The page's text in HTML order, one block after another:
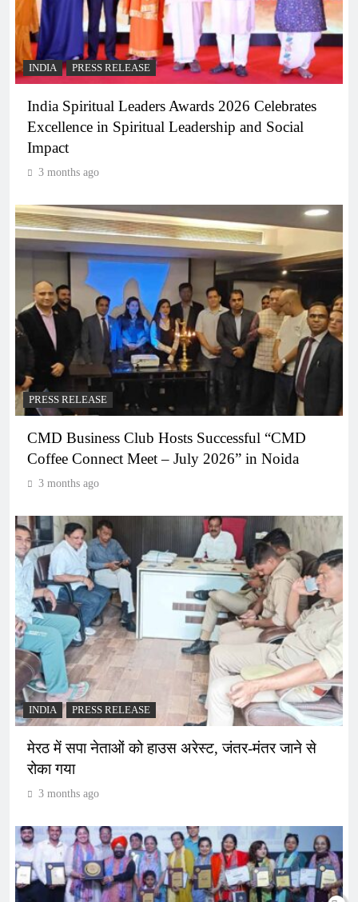
INDIA PRESS RELEASE
India Spiritual Leaders Awards 2026 Celebrates
Excellence in Spiritual Leadership and Social
Impact
3 months ago
PRESS RELEASE
CMD Business Club Hosts Successful “CMD
Coffee Connect Meet – July 2026” in Noida
3 months ago
INDIA PRESS RELEASE
मेरठ में सपा नेताओं को हाउस अरेस्ट, जंतर-मंतर जाने से
रोका गया
3 months ago